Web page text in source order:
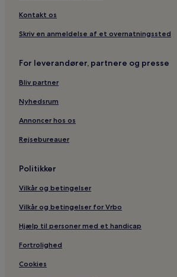
Hoteller i Ribera del Duero
Kontakt os
Skriv en anmeldelse af et overnatningssted
For leverandører, partnere og presse
Bliv partner
Nyhedsrum
Annoncer hos os
Rejsebureauer
Politikker
Vilkår og betingelser
Vilkår og betingelser for Vrbo
Hjælp til personer med et handicap
Fortrolighed
Cookies